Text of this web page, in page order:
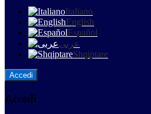
Italiano
English
Español
عربى
Shqiptare
Accedi
Accedi